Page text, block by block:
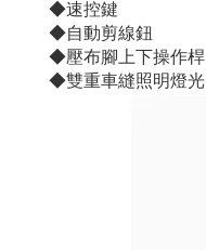
◆速控鍵
◆自動剪線鈕
◆壓布腳上下操作桿
◆雙重車縫照明燈光